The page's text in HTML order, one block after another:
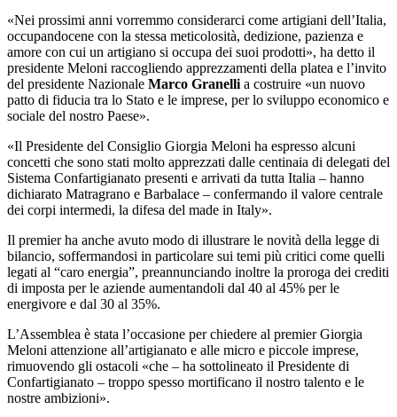
«Nei prossimi anni vorremmo considerarci come artigiani dell’Italia,
occupandocene con la stessa meticolosità, dedizione, pazienza e
amore con cui un artigiano si occupa dei suoi prodotti», ha detto il
presidente Meloni raccogliendo apprezzamenti della platea e l’invito
del presidente Nazionale Marco Granelli a costruire «un nuovo
patto di fiducia tra lo Stato e le imprese, per lo sviluppo economico e
sociale del nostro Paese».
«Il Presidente del Consiglio Giorgia Meloni ha espresso alcuni
concetti che sono stati molto apprezzati dalle centinaia di delegati del
Sistema Confartigianato presenti e arrivati da tutta Italia – hanno
dichiarato Matragrano e Barbalace – confermando il valore centrale
dei corpi intermedi, la difesa del made in Italy».
Il premier ha anche avuto modo di illustrare le novità della legge di
bilancio, soffermandosi in particolare sui temi più critici come quelli
legati al “caro energia”, preannunciando inoltre la proroga dei crediti
di imposta per le aziende aumentandoli dal 40 al 45% per le
energivore e dal 30 al 35%.
L’Assemblea è stata l’occasione per chiedere al premier Giorgia
Meloni attenzione all’artigianato e alle micro e piccole imprese,
rimuovendo gli ostacoli «che – ha sottolineato il Presidente di
Confartigianato – troppo spesso mortificano il nostro talento e le
nostre ambizioni».